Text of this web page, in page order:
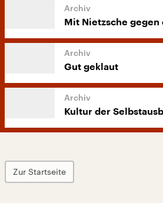
Mit Nietzsche gegen
Gut geklaut
Kultur der
Zur Startseite